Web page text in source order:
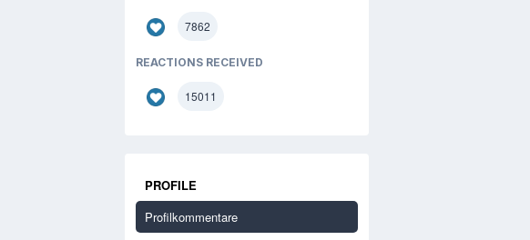
7862
REACTIONS RECEIVED
15011
PROFILE
Profilkommentare